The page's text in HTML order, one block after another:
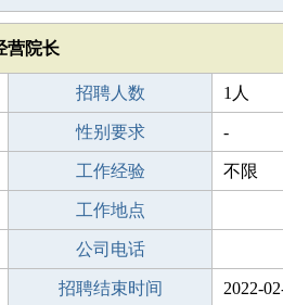
营院长
招聘人数 1人
性别要求 -
工作经验 不限
工作地点
公司电话
招聘结束时间 2022-